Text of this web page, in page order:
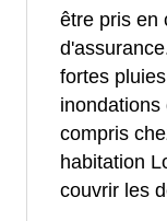
être pris en
fortes
compris
habitation
couvrir les